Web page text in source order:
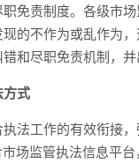
免责制度。各级市
的不作为或乱作为
和尽职免责机制，
方式
法工作的有效衔接
场监管执法信息平